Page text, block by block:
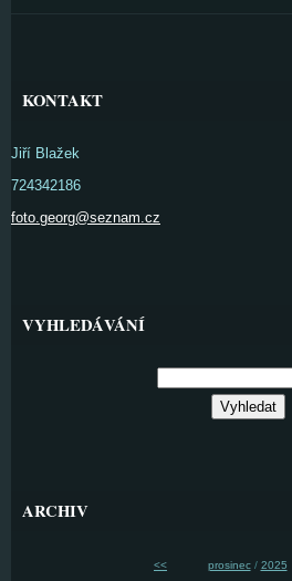
KONTAKT
Jiří Blažek
724342186
foto.georg@seznam.cz
VYHLEDÁVÁNÍ
ARCHIV
<< prosinec/ 2025